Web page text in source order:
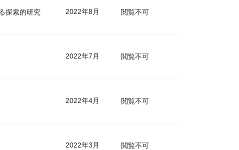
探索的研究 2022年8月 閲覧不可
2022年7月 閲覧不可
2022年4月 閲覧不可
2022年3月 閲覧不可